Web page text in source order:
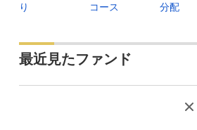
り
コース
分配
最近見たファンド